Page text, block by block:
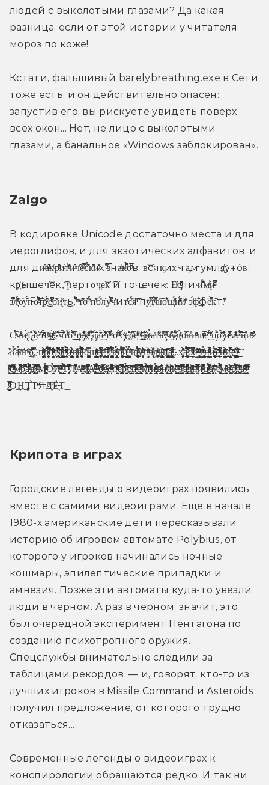
людей с выколотыми глазами? Да какая
разница, если от этой истории у читателя
мороз по коже!
Кстати, фальшивый barelybreathing.exe в Сети
тоже есть, и он действительно опасен:
запустив его, вы рискуете увидеть поверх
всех окон... Нет, не лицо с выколотыми
глазами, а банальное «Windows заблокирован».
Zalgo
В кодировке Unicode достаточно места и для
иероглифов, и для экзотических алфавитов, и
для диͧͣ̑аͫ̽̔ͣ͊̇к͑ͭр͑͂ͬ̂ͪͥи͐ͨт̐ͭͣ͌́̄и̑ͣч̃̓̽е̊ͫ͛̿̚с̉͂͐̌̓к̊͒̾̍̅̌и͐̍͒ͣ̾х̋ ͆ͩ͊з͆на̍ͫк̉ͪ̋̋̚о̄̿ͦ̈̚в: в͝сяк̡их͘ ̴та̡м̵ ̵умля҉ут̵о̀в͘,
кр҉ышеч͝ек,͡ ̢ч͘ёрто͢ч̢е͝к̕ ͡и ́точе̵чек.̷ Е͑ͥ͑ͨ̓с̡ͦͦ̌ͧ̑̌͊ли ͣи́͌̾̏͂͋̄͢м̢ͮ͋и̴ͤ͒ͩ̐̄͆
зͤ͆͛͒͞л̧͌͌̈́͂̉͗ͯо̎у͂́͂̑п̶̿о͌̌̊͆̉̇̽͡т̍̍͛҉рͯ͂́̍̑͊͜еͯ̽ͧ̈ͪ͆̚б̊̅̎̌и̨ͦ̌т͜ь,̅̌̋͗̈́̚ ̄ͫͧͣͦт̋͊͌̎о̅ͨ̑̇ ͐ͣ̉ͪ̈́̈́п̓͂ͣͣо̍̓̽́л̔уͯ͒̾͗ͯ̔̀̚ч̔̾ͣит̾̈̄ͥ̓̇̑с͒̌̈́͒͐̉я̄̒̏ͦ̅ͧ͡ ̊̑̆̔̂͏пуͮ͑̚҉гͩ̑̓ͨ̀̎̿а͗̅͡ю̄̌ͣ̽̑͛щ̋ͨ̈ͨ̈́ͧи̛̇ͯ̉̍ͪ̔ͭй̸ͥͫͮ ́эͧ̉̕ф̑͋͟ф̑ӗ̅̒̑̽̀̚к̅̎̎͂т.̾̄͒ͯ̌̓̌
С̵̿̀ͣ́ч̴̑ͤͥ͑̈ͪ̓и̢̛ͨ̀т̢̎̎͂͜а͌̀͑͋̑е͗͆̋͞т̈́͂̀̋ͦͧ̀̊с̵̷͗͆̽ͪ͟я̀̾ͮ̓ͫ̽ͯ҉,͛̃̋̚ ͐̍̄͋͝ч́̊̒͆̂̈̈́̐̀̕т̛ͭ̈́͋о̵̛͒͗̈́̂͟ ͣ̈̔̿͟т̧ͪа̡ͨ͋ͥ͒̂͂̓͐к̴ͭ̋ͨͩ̑̓҉̛ ̧̐̐̈́̅̔̏͠͏д͆̀̄̒̍͏̡ӓ́̌̽͊̈͜ё̛̈̇̾̒̀ͥ͌͑̕т̅͐͊̂͐̾ͪͦ ͤ́о̓ͣ̑̊̂ ̶̓̀̍͑ͥͬ̂ͥ̚с̵̧̀͗ͨͭе͛̐҉б̅̽̓е̨͌ͯͮ͠ ̓̾ͤͩ͢͢ӟ̴̄̌͋̚҉н̴̨ͧ̉́аͦ̇т͌̏ͦ̂ͭь̆ͪ͋̚̕ ̸̧̌̅̓̋ͦч̶̓ͬ͛̐̽ͨ̚͠͏ӱ̷́ͩ̓̈́͆́дͥ̇ͤ̌̀о̆̿ͮв̓ͦ̑и̛ͦͦͬͩ̆щͦͩ̅̔ͫе̾̈̓̇̊͂͑͜ ͊̊ͨͮ̑̍̀̚п̡̎̒͂́͏о̶̊̀͆̏͊̊̒́ ̸̡ͩ͒͐̔̓̓̂̕и̴̔̅ͧͥ̌̋ͥм̽ͤ̍ͥ̋ͣ͑̑̎е̅̈̈́ͨ̔̚͞͝н̨̓ͬ̎̎иͩ̄̋͐ͫ
̴̶̷͒͐̾З̉̎͘̕͢а̃ͮ̂ͮͮ̆̉̂͏л̋ͪͩ̽̕͟г̈ͣ̏̓͜͝о̓͌̑̿̓҉̧, п̷̶̨͎͍̝̪̤͈̻͊ͥ̔͗ͥ͑̐̽͌ͩ͌̀ͭ͗́͟р̸̨̤̼̟̜̭̙̘̗̞͔ͮͣ̈́̋̿̍̿̉̓̋̕͝͠ͅо̟̺͔̞̫ͬ̑͋͑ͯ̄ͮ̽̏̓̓͊͋ͩͣͪͨ̍́ͅт̌́̈ͬ͒̐ͬͨ͒̃͆͌ͨͩ̀͞҉̵̱̭͓̬̥̠̖̲͕̪ͅя̙͈͎̣̘͕̯̮̳͓͓̳͕̔̓̓̇͒ͣ͂͂̀̌̚͜͡ͅг̇ͮͤͭ̈́͆ͯ̉̄̆̇ͥͯ͗ͯ̚̚҉̼̘͙͙͉͕͕̕͡и̴ͬ͛̀̾̇ͭ́͢͏̖̩̺̮̺̜͔͕̘͉вͦ̾̂ͥ̋̎ͯ͏̡̹̭̝̜̩͖̫̪̜͉̞͉а͓̥̤̘̜͉̘̲̬͙͓̬̩̲̔̇͐͊ͫͦ͋̏̅́̍̅̍̉̌̈́̚̚͘͠ю̴̱̩̗̝̝̼̜͕̻͖͚̺̙̲͚̰͕̾̾̿ͥ̀щ̷͇̺̮̤͉͎̳̺̫̮͎̫ͣ̓̋̏͊ͧ̇ͮͫͯ̏́ͅͅе̸̧̗͚͍͈̰ͥ̎ͯ͂̾̌͆͌ͦ̀͠е̒̂ͯͦ҉͙̘̫̪̮̦̙͔͞ ̸̡̞̞̜̞̙̩̼ͬͨͤ͛͂͂͋ͪ̏́̽̑̊ͩ̈́̔̾̒̀̀̚ͅс̶̤̬͚̞͓̫̥̲͉̭̺̱̞͌ͮ̈́͋ͪ͋̽͆̊̉в̳̖͕͕̟̻̻̮͕͉ͭ̉̄ͥ̉ͬͤ̉̕̕͢͞ͅо̵̶̨̧̘̞̩̰͚̹̙͈̹̟͉̫̰͈͉̹͛ͨ̒̿̉̇̎ͯ̏͐̂̏͊̓͜ӥ̵͈̳̖͓̳͕͉̯̤̗͚̪̱̎̉ͥ̄̕͟͡͠ͅ ̶̶̣̩̠͕̦̝̰ͯ̔̉̋ͧ͐̃́щ̉ͦ̍͌ͯͧ̈́̀̒̅̀҉̡͕͇̭͈͔͖̘̬̙̼͔͈͓͍̯͚у͔͍͎͕͎͎͈ͭͨ̃ͫ̓̾̇̂͛̏͘͢п̵̧̛̗͉̝ͩ̆͂̈́ͪ͊͗̓͛ͯ́͘а̢̜̼̖̼̠̘̦͕͕̜̩ͥͤ͋̈́̕л̡͚͍̭̥̠͚͑ͥͬͦͣ̎ͨ̀͘ь̵̢̗̥͙̰͕̝͉̺͖͈̃ͭ̓̓̂ͨͦ͒́͝͠ц̵̅̂̋̑҉̡̦̰̥̺̥̱̘̥̺̱͖͇̠̥̱̘͕а̍̾̂̎ͪ̎ͯ̑̔ͣ̎ͯ̀̊̚҉͖͕̗̝͈̙̙͓̳̮̥̦͕͘͘...х̵̡̛͓̥̗̗̤͕̱̙͙̫̤͓ͬ̾̀̍̈́̐͒̎́а̵͍͎͓̘̬̲̻̜̥̗̝͖͇̘̉̽̿͋ͭͩ͊͗̿̆̚ͅо̸̘͉͇̙͎̱̭́ͩͧ͗̿͐̋̄ͯͦ͂̑ͪͦ̚с̴̸̯̩̱̠̠̳̓̀͊̾̍̇ͧ̊ͮ̽ ̴̧̱̜̥͍̦̞̱̻̩͔̠͈̦̳ͪ̊ͨ͊͑ͩͮͪͪ͂͊͛̆ͩ̈̎ͩ̒͜͞г̡̝̝̗͍̖͓̹̼̠̪̽ͨ̉ͪ̒̋ͪͫ͜н͉͇̳̻͖̖̭̽̑ͤͣ͑̐ͫͦ͊̇̑̀́͐̐͒ͣ̀̚̚и͇̝̻͚̫͕͉͔̲̲̤̉̀̔ͧ̅ͦͮͩͪ͟͢͝͞ͅе̵͖͇͈͕̭̄̒ͯ̓ͧ̌́͐ͭ̓͑̒̾ͭ̒͗̚̕н̺̟͓̯̰̼ͦ̇ͦ́̇̏ͦ̇́͛ͧ̎ͣ̄̋̄̔̃́̀͘͢͜и̋̌͌ͨ͊̆̌͛̃̌͌̏̓̑̈́́̚҉͔̪̩̖̺̗͔͙ͅе̢̎̓̒̑ͨͮ̏͜҉̢̨͚̫̤̺̭͔͚͉̼̖̭͈͖͍
̸̛͉̹̖̦̥̜̻̱͖̻͐ͮ͒ͣ̓̐ͦ́̎̏ͤ̃͋̇̎͊͑͐͜͡͡с̢̘͕̝͓͎̙͍̭̗̥̬͚̮̱̣͙͙ͯ̐̏̿ͣͧͯ̀̄̄ͪͪ̍ͭ͜ͅͅм͈͙̩̳͔̹͊ͣ͆ͬ́̌͐̌ͫ̔́̀͠͠ͅр̠̠͙̰̤͔̠̳̯̜̹̠̹͙̮̻̺͎͙̎̌̈́̒̓̊̽͑̍̇̅̚̕͘ӑ̨͉͈̹̣̟̪͕̭͈́̓̉͗ͯͨ͂̇̐̆̆̍̐̊ͩ̓̽̚͟д̿ͫ͒͑̊̎̊̄̍̆̂̈́҉̷̧̰͍͉͖̺̣ ̷ͥ̏̍͋̔̎͆̇͐̿͒͌̈̅̈ͪͭ̑҉̨̠̟̣̘͖̩̮ͅͅМ̷͚͓͖̝̺̱͓̖̳͈͖̠̙̥̳̾͑̔ͩ̋̊̉̂ͬ͑̈ͩͫ̋ͯ͒̅͟ͅО̼͙̹̩̤̙̉ͮ̎́͘͞͡͝И̶̙̟̙̙̖̱̟͓̺͚͈̘͒̾͂ͥ͒ͦ̐ͧ͞ ̒̉ͩ̎̆̚͏̳̤̹̜̰̻͇͔͉̗̀͞Г̨̯͔̦̲͓̗̘̜̱̄͌ͯ͆͗̈ͬ̽ͨ̋̄̓ͨ̿̇Л̧̧ͨ̓͋͊̒̆ͥͬ͆͆͏̡̹̼͔͈̣̮̘̠̲А̴̡̫͔̻̠̱̰͙̱̣̣̱̬͒ͣ̑ͫ͌̓ͤ͊̐͂ͪ̀͞З̸̨̢̓͆̀̽̔ͧ̐̎ͦ̏ͧ̐͂ͮ҉̻̬̬͖̪̬͙͓ͅАͮ̐̄ͦ̆̄́ͨ̐͗̀̑̅ͦͭ͑̿͊͏̴̡͖̬̲̣̞͙̜͈̙̣̝͚̝͟ ̵̖͇̭̤̼̟̝͚̺́̉̔̋ͦ̋̑ͪ͢͜͠б͒ͫ̿ͣͤ͑̋ͥͩ҉̗̗̺̼̥̫̬̱̜̺̼̦͢͟ͅе̴̵̵̢̬̠̲̣̘̦ͨ̋̔ͨ̌ͨс̶̳͔ͧͬͩ̑̓͆̓ͪ͛͋̈́̆͠ͅͅп̗͓̮̦̤̓ͤ̈́ͤ̓ͩ̍̂̓ͨͩͨͮ̓ͪͮ͑́͡е͋͆̏̐͛̿̑̔̚͏̧̛̲̮͍͍͎̬̗̖̪̤͍͚̯̘͔̮̫̩͝р̡͑̉ͪ͊͊̐͡͏̭̝̩̮̘͓̣с̄̎͐̏ͬ͡҉̴͝͏̝͇̻̭̣̠̜͉͈̖̻п̴̥̳̰̪͍̳̰̬͐ͯͦ́͆́ͤ͜͡е̧̜̗̫̯̘͉͉̳͖̙͓̲̜̺̰̥͕̫ͯ͊ͦͬ̈́̓ͪ͑̚̚͟͝͞к̸̛̦̦̦̪͕͎͎̱̱̠͓̖̭̠̝̖̖̅̾͌̊ͥ͒͛̉̎͂͑ͥ͛̌͡͝ͅͅт̴̫̦̞̬͙̠̟͉̘̱̥̭͕͍̘̠̱̰̂͋̊ͨ̐ͪ̌̓͒̄͂ͬи̴̡̨͎͕̺̯ͯͪͯͦ̔̂̉͐͝в̴̧̪͚̩̳̞͇ͣ̍ͧ̏ͣ̾͛̏̾͐̾͟н̛͓̭̣̖̹̳̠̠͉͔͋ͬ̎͗͘͜͜я̭̟͓̜͙̩̞̰̥̹̱̜͔̼̤̣̘͑͛͗̊̄̃ͮ̂̎ͭ̎ͬͬ̀͘̕ͅк̦͉̠̳̩̰̻͚͈̬̞̪̙̬̟̹̘ͣ̄͗͂̈́̌̍̽̂̐̆̓̆̆̀ͣ̌̇̀͜͢ ̨͉̻̗̗̘̮͕̮̬̺͇͙͂̆̓ͤ̈͌ͣͮ̏̃ͥ̆͜͟͟͠з̡̛̣̹̯̻̰̫̙̝͎̝͍̯̱̙̞͍͉̰̽͆̿̇̈́͊ͦ͆̓́͟͞ͅа̨ͫ̋̒ͪ͆͆̇̎̅ͪ͑̀̓ͩ̾̊͏̗͇̠͍̘̝̯̤̳̥̩̳̮͎д̦͉͙̝͈͚͇̟͍̠̓ͥͥ̋̍̋ͯͫ͛͑ͭ̌̌́͝͝ͅн̯̪̩̖̜͍̈̑̑ͧ͆̒͒͒͒̃ͭ̊ͤ̿̐͟и̵̷̨̤̻̹̰̺̯͔͙̹͇͙̫̦̯͌̑͊ͦ͛̒̈̋̌ͣ͂ͭ̚͜ͅͅц̸̸̵͉̩̩͖̰͇̙͖̻̫̥̺̼͍̜̮͔̼̻̏̾ͯ̒̅ͩ̍ͮ̉̓̇̀̀̚а̸̸̧̧͕͎̗̦̟͈͍̯̥̂͗̓̒̂͗̌ͥ͝ ̸̧̣̲̼̑͒̍ͣ̀̕с̫̟̼̖͍̮͉̦̱͔̰̜͓͖͎̹̺͍̎̉̉͛̍ͮ͛ͫ̍̋ͤ̌͐̍̽̾̀̚̕͜м̵̵͓̙̼̜̦̦̰͙͎̯̦̘͈͙̗̦ͪ̌̓̔͊е̴̸̲̲̺̻̟̖͈̖͔̗̪̩̰̥͖͍͍̬̌ͨ̀̾́ͭ́̏̅ͫͥͨ͡ͅр̢̿̍̉͒ͮͮ̆ͩ̊̓̈ͯͧ̓̌͠҉̸͕͍̪͎̱͟ͅт̧͓̜͙͚͍͚̬̓̇̑ͨ̆̔͂̆͑̌̈ͣ͑̌̀͘ь̷̵̖̭̗͇̘̳͈̘͍̜̪͙̖̻͙͋̓̆̎̅͗ͤ̊ͩͮͅ
̷̛͔͈̬̗͎͈͈͉̮͔̬̳͓̬̌ͪͪ͑̈̎̃͂̿̓͛͛ͅО͢͞Н̕͢͠ ̢Г̀͠Р͘͞Я̶́͏Д̛҉͝Ё̴̵̧Т͞͏͟
Крипота в играх
Городские легенды о видеоиграх появились
вместе с самими видеоиграми. Ещё в начале
1980-х американские дети пересказывали
историю об игровом автомате Polybius, от
которого у игроков начинались ночные
кошмары, эпилептические припадки и
амнезия. Позже эти автоматы куда-то увезли
люди в чёрном. А раз в чёрном, значит, это
был очередной эксперимент Пентагона по
созданию психотропного оружия.
Спецслужбы внимательно следили за
таблицами рекордов, — и, говорят, кто-то из
лучших игроков в Missile Command и Asteroids
получил предложение, от которого трудно
отказаться...
Современные легенды о видеоиграх к
конспирологии обращаются редко. И так ни